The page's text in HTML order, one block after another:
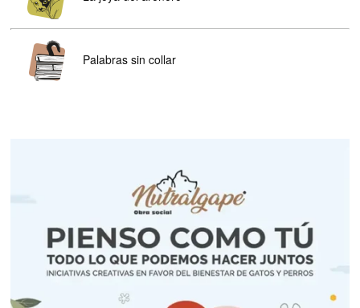
Palabras sin collar